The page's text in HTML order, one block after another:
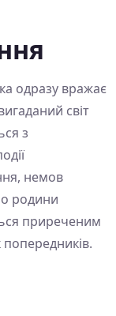
одразу вражає
світ
з
немов
родини
приреченим